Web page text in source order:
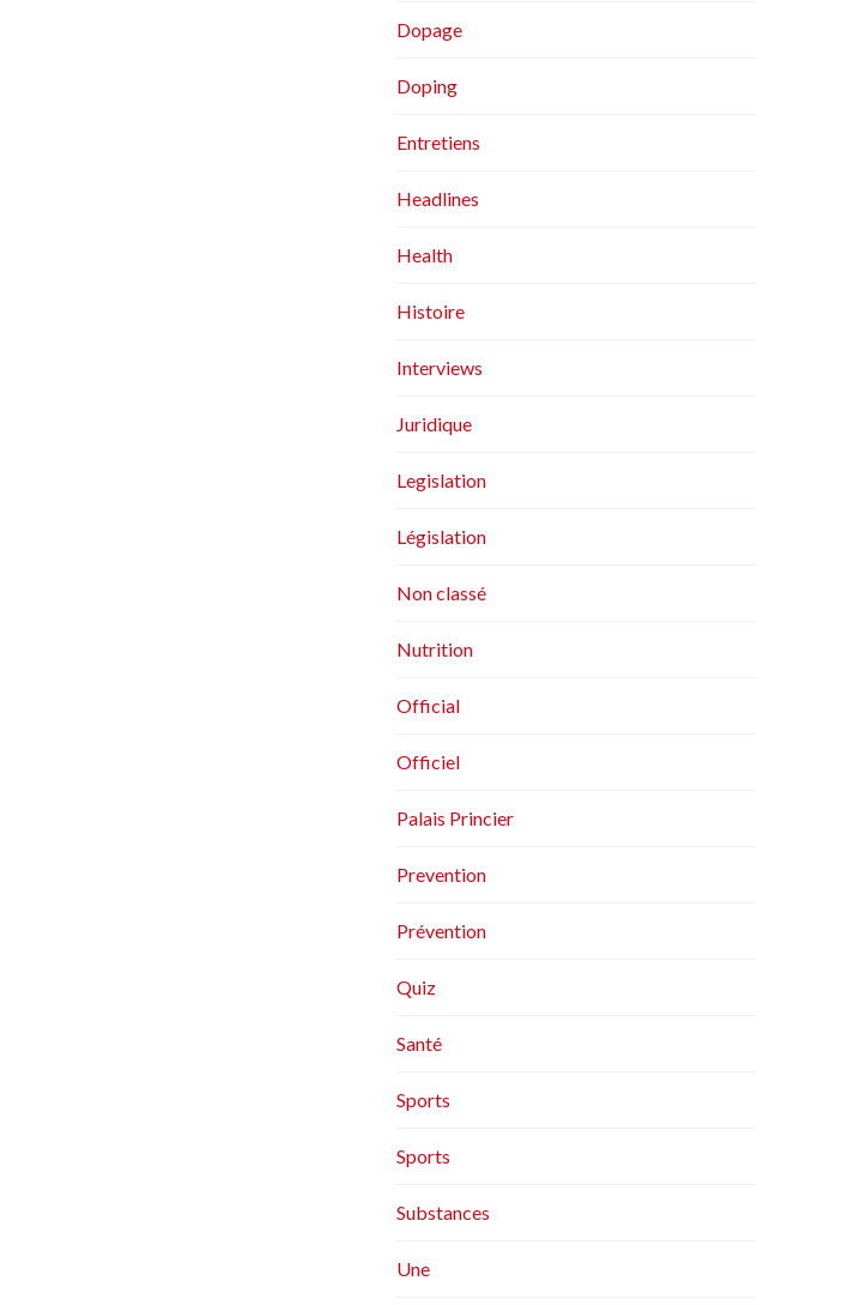
Dopage
Doping
Entretiens
Headlines
Health
Histoire
Interviews
Juridique
Legislation
Législation
Non classé
Nutrition
Official
Officiel
Palais Princier
Prevention
Prévention
Quiz
Santé
Sports
Sports
Substances
Une